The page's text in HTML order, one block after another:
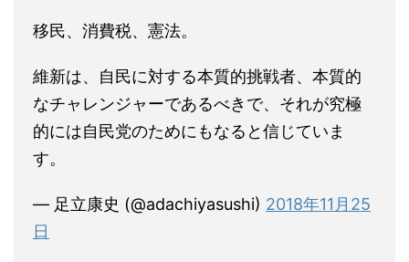
移民、消費税、憲法。
維新は、自民に対する本質的挑戦者、本質的
なチャレンジャーであるべきで、それが究極
的には自民党のためにもなると信じていま
す。
— 足立康史 (@adachiyasushi) 2018年11月25
日